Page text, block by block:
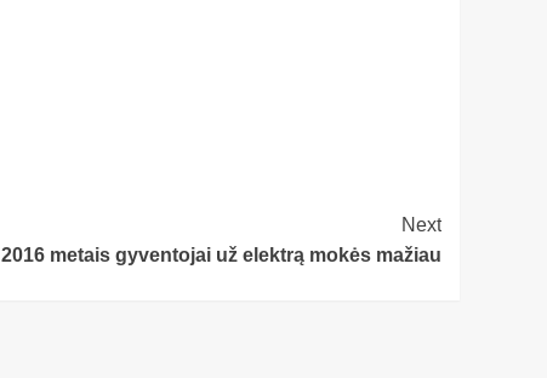
Next
2016 metais gyventojai už elektrą mokės mažiau